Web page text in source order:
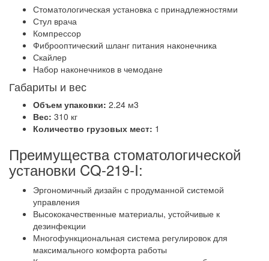
Стоматологическая установка с принадлежностями
Стул врача
Компрессор
Фиброоптический шланг питания наконечника
Скайлер
Набор наконечников в чемодане
Габариты и вес
Объем упаковки: 2.24 м3
Вес: 310 кг
Количество грузовых мест: 1
Преимущества стоматологической
установки CQ-219-I:
Эргономичный дизайн с продуманной системой
управления
Высококачественные материалы, устойчивые к
дезинфекции
Многофункциональная система регулировок для
максимального комфорта работы